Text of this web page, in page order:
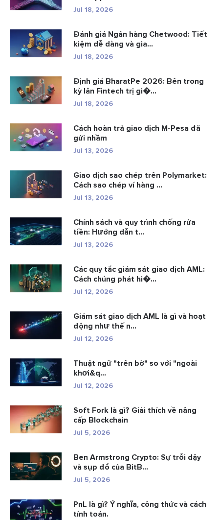
Jul 18, 2026
Đánh giá Ngân hàng Chetwood: Tiết
kiệm dễ dàng và gia...
Jul 18, 2026
Định giá BharatPe 2026: Bên trong
kỳ lân Fintech trị gi�...
Jul 18, 2026
Cách hoàn trả giao dịch M-Pesa đã
gửi nhầm
Jul 13, 2026
Giao dịch sao chép trên Polymarket:
Cách sao chép ví hàng ...
Jul 13, 2026
Chính sách và quy trình chống rửa
tiền: Hướng dẫn t...
Jul 13, 2026
Các quy tắc giám sát giao dịch AML:
Cách chúng phát hi�...
Jul 12, 2026
Giám sát giao dịch AML là gì và hoạt
động như thế n...
Jul 12, 2026
Thuật ngữ "trên bờ" so với "ngoài
khơi&q...
Jul 12, 2026
Soft Fork là gì? Giải thích về nâng
cấp Blockchain
Jul 5, 2026
Ben Armstrong Crypto: Sự trỗi dậy
và sụp đổ của BitB...
Jul 5, 2026
PnL là gì? Ý nghĩa, công thức và cách
tính toán.